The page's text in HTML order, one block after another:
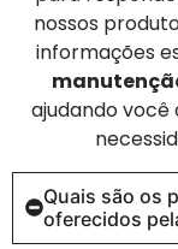
nossos
informações
ajudando você
Quais são os
oferecidos